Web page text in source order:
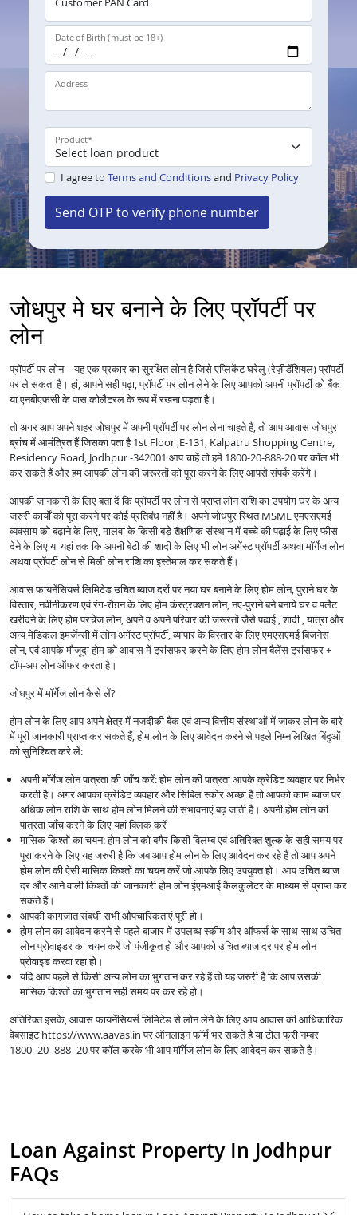
Date of Birth (must be 18+)
Address
Product*
I agree to Terms and Conditionsand Privacy Policy
Send OTP to verify phone number
जोधपुर मे घर बनाने के लिए प्रॉपर्टी पर
लोन
प्रॉपर्टी पर लोन – यह एक प्रकार का सुरक्षित लोन है जिसे एप्लिकेंट घरेलु (रेज़ीडेंशियल) प्रॉपर्टी
पर ले सकता है। हां, आपने सही पढ़ा, प्रॉपर्टी पर लोन लेने के लिए आपको अपनी प्रॉपर्टी को बैंक
या एनबीएफसी के पास कोलैटरल के रूप में रखना पड़ता है।
तो अगर आप अपने शहर जोधपुर में अपनी प्रॉपर्टी पर लोन लेना चाहते हैं, तो आप आवास जोधपुर
ब्रांच में आमंत्रित हैं जिसका पता है 1st Floor ,E-131, Kalpatru Shopping Centre,
Residency Road, Jodhpur -342001 आप चाहें तो हमें 1800-20-888-20 पर कॉल भी
कर सकते हैं और हम आपकी लोन की ज़रूरतों को पूरा करने के लिए आपसे संपर्क करेंगे।
आपकी जानकारी के लिए बता दें कि प्रॉपर्टी पर लोन से प्राप्त लोन राशि का उपयोग घर के अन्य
जरुरी कार्यों को पूरा करने पर कोई प्रतिबंध नहीं है। अपने जोधपुर स्थित MSME एमएसएमई
व्यवसाय को बढ़ाने के लिए, मालवा के किसी बड़े शैक्षणिक संस्थान में बच्चे की पढ़ाई के लिए फीस
देने के लिए या यहां तक कि अपनी बेटी की शादी के लिए भी लोन अगेंस्ट प्रॉपर्टी अथवा मॉर्गेज लोन
अथवा प्रॉपर्टी लोन से मिली लोन राशि का इस्तेमाल कर सकते हैं।
आवास फायनेंसियर्स लिमिटेड उचित ब्याज दरों पर नया घर बनाने के लिए होम लोन, पुराने घर के
विस्तार, नवीनीकरण एवं रंग-रौग़न के लिए होम कंस्ट्रक्शन लोन, नए-पुराने बने बनाये घर व फ्लैट
खरीदने के लिए होम परचेज लोन, अपने व अपने परिवार की जरूरतों जैसे पढाई , शादी , यात्रा और
अन्य मेडिकल इमर्जेन्सी में लोन अगेंस्ट प्रॉपर्टी, व्यापार के विस्तार के लिए एमएसएमई बिजनेस
लोन, एवं आपके मौजूदा होम को आवास में ट्रांसफर करने के लिए होम लोन बैलेंस ट्रांसफर +
टॉप-अप लोन ऑफर करता है।
जोधपुर में मॉर्गेज लोन कैसे लें?
होम लोन के लिए आप अपने क्षेत्र में नजदीकी बैंक एवं अन्य वित्तीय संस्थाओं में जाकर लोन के बारे
में पूरी जानकारी प्राप्त कर सकते हैं, होम लोन के लिए आवेदन करने से पहले निम्नलिखित बिंदुओं
को सुनिश्चित करे लें:
अपनी मॉर्गेज लोन पात्रता की जाँच करें: होम लोन की पात्रता आपके क्रेडिट व्यवहार पर निर्भर
करती है। अगर आपका क्रेडिट व्यवहार और सिबिल स्कोर अच्छा है तो आपको काम ब्याज पर
अधिक लोन राशि के साथ होम लोन मिलने की संभावनाएं बढ़ जाती है। अपनी होम लोन की
पात्रता जाँच करने के लिए यहां क्लिक करें
मासिक किश्तों का चयन: होम लोन को बगैर किसी विलम्ब एवं अतिरिक्त शुल्क के सही समय पर
पूरा करने के लिए यह जरुरी है कि जब आप होम लोन के लिए आवेदन कर रहे हैं तो आप अपने
होम लोन की ऐसी मासिक किश्तों का चयन करें जो आपके लिए उपयुक्त हो। आप उचित ब्याज
दर और आने वाली किश्तों की जानकारी होम लोन ईएमआई कैलकुलेटर के माध्यम से प्राप्त कर
सकते हैं।
आपकी कागजात संबंधी सभी औपचारिकताएं पूरी हो।
होम लोन का आवेदन करने से पहले बाजार में उपलब्ध स्कीम और ऑफर्स के साथ-साथ उचित
लोन प्रोवाइडर का चयन करें जो पंजीकृत हो और आपको उचित ब्याज दर पर होम लोन
प्रोवाइड करवा रहा हो।
यदि आप पहले से किसी अन्य लोन का भुगतान कर रहे हैं तो यह जरुरी है कि आप उसकी
मासिक किश्तों का भुगतान सही समय पर कर रहे हो।
अतिरिक्त इसके, आवास फायनेंसियर्स लिमिटेड से लोन लेने के लिए आप आवास की आधिकारिक
वेबसाइट https://www.aavas.in पर ऑनलाइन फॉर्म भर सकते है या टोल फ्री नम्बर
1800–20–888–20 पर कॉल करके भी आप मॉर्गेज लोन के लिए आवेदन कर सकते है।
Loan Against Property In Jodhpur
FAQs